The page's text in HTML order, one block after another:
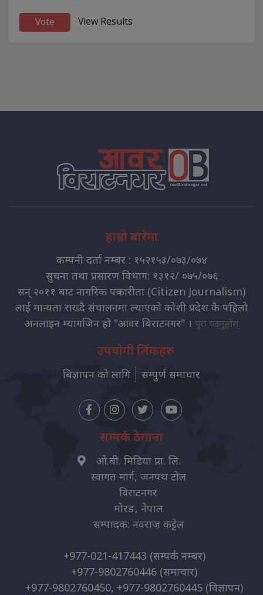
View Results
हाम्रो बारेमा
कम्पनी दर्ता नम्बर : १५२१५३/०७३/०७४
सुचना तथा प्रसारण विभाग: १३१२/ ०७५/०७६
सन् २०११ बाट नागरिक पत्रकारीता (Citizen Journalism)
लाई मान्यता राख्दै संचालनमा ल्याएको कोशी प्रदेश कै पहिलो
अनलाइन म्यागजिन हो "आवर बिराटनगर" । पुरा पढ्नुहोस्
उपयोगी लिंकहरु
बिज्ञापन को लागि सम्पुर्ण समाचार
सम्पर्क ठेगाना
ओ.बी. मिडिया प्रा. लि.
स्वागत मार्ग, जनपथ टोल
विराटनगर
मोरङ, नेपाल
सम्पादक: नवराज कट्टेल
+977-021-417443 (सम्पर्क नम्बर)
+977-9802760446 (समाचार)
+977-9802760450, +977-9802760445 (विज्ञापन)